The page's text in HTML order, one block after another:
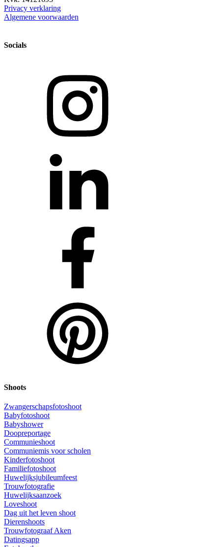
Privacy verklaring
Algemene voorwaarden
Socials
Shoots
Zwangerschapsfotoshoot
Babyfotoshoot
Babyshower
Doopreportage
Communieshoot
Communiemis voor scholen
Kinderfotoshoot
Familiefotoshoot
Huwelijksjubileumfeest
Trouwfotografie
Huwelijksaanzoek
Loveshoot
Dag uit het leven shoot
Dierenshoots
Trouwfotograaf Aken
Datingsapp